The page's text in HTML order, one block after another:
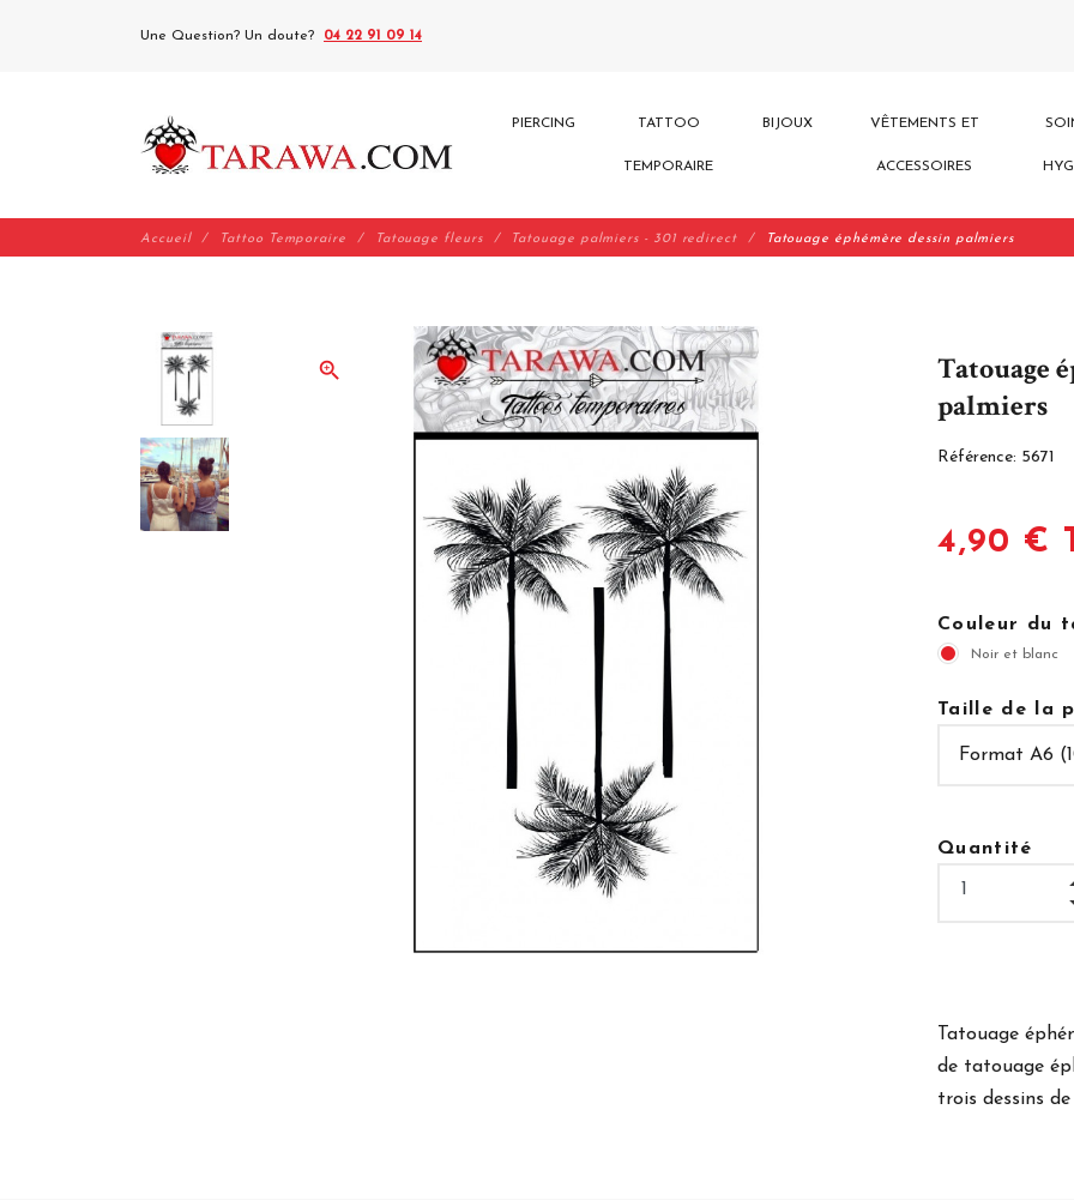
Une Question? Un doute? 04 22 91 09 14
PIERCING TATTOO
TEMPORAIRE
BIJOUX VÊTEMENTS ET
ACCESSOIRES
Accueil Tattoo Temporaire Tatouage fleurs Tatouage palmiers - 301 redirect Tatouage éphémère dessin palmiers
zoom_in
Tatouage
palmiers
Référence: 5671
4,90 €
Couleur du
Noir et blanc
Taille de la
Quantité
Tatouage
de tatouage
trois dessins